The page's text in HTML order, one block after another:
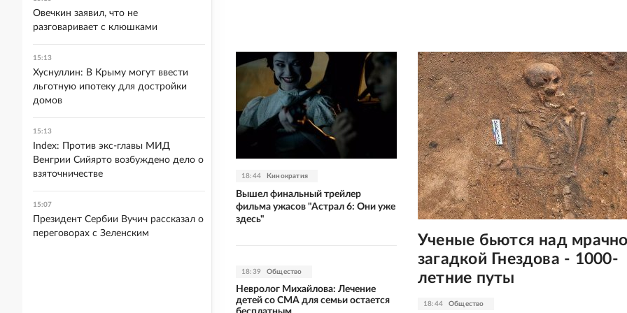
18:44 Общество
Ученые бьются над
загадкой Гнездова - 1000-
летние путы
18:44 Кинократия
Вышел финальный трейлер
фильма ужасов "Астрал 6: Они уже
здесь"
18:39 Общество
Невролог Михайлова: Лечение
детей со СМА для семьи остается
Овечкин заявил, что не
разговаривает с клюшками
15:13
Хуснуллин: В Крыму могут ввести
льготную ипотеку для достройки
домов
15:13
Index: Против экс-главы МИД
Венгрии Сийярто возбуждено дело о
взяточничестве
15:07
Президент Сербии Вучич рассказал о
переговорах с Зеленским